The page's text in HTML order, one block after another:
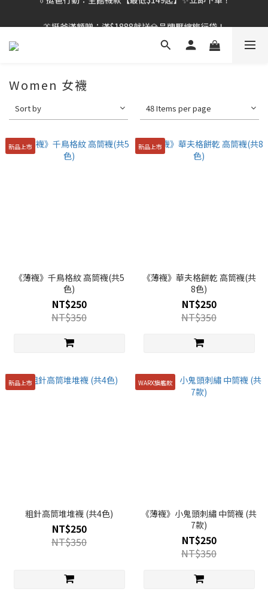
【刷卡/電子支付限定】下單送✨WARX品牌質感杯袋！
Women 女襪
Sort by 48 Items per page
新品上市
《薄襪》千鳥格紋 高筒襪(共5
色)
NT$250
NT$350
新品上市
《薄襪》華夫格餅乾 高筒襪(共
8色)
NT$250
NT$350
新品上市
粗針高筒堆堆襪 (共4色)
NT$250
NT$350
WARX旗艦款
《薄襪》小鬼頭刺繡 中筒襪 (共
7款)
NT$250
NT$350